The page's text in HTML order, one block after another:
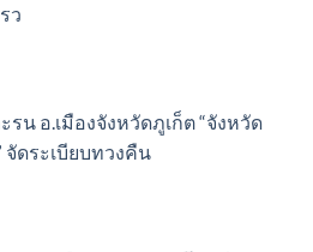
ว
รน อ.เมืองจังหวัดภูเก็ต “จังหวัด
จัดระเบียบทวงคืน